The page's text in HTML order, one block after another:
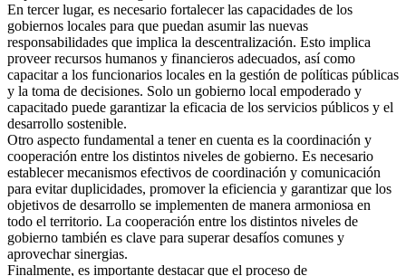
En tercer lugar, es necesario fortalecer las capacidades de los
gobiernos locales para que puedan asumir las nuevas
responsabilidades que implica la descentralización. Esto implica
proveer recursos humanos y financieros adecuados, así como
capacitar a los funcionarios locales en la gestión de políticas públicas
y la toma de decisiones. Solo un gobierno local empoderado y
capacitado puede garantizar la eficacia de los servicios públicos y el
desarrollo sostenible.
Otro aspecto fundamental a tener en cuenta es la coordinación y
cooperación entre los distintos niveles de gobierno. Es necesario
establecer mecanismos efectivos de coordinación y comunicación
para evitar duplicidades, promover la eficiencia y garantizar que los
objetivos de desarrollo se implementen de manera armoniosa en
todo el territorio. La cooperación entre los distintos niveles de
gobierno también es clave para superar desafíos comunes y
aprovechar sinergias.
Finalmente, es importante destacar que el proceso de